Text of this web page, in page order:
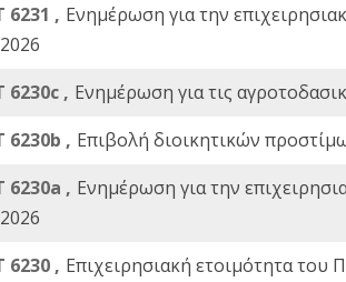
6231 , Ενημέρωση για την
6230c , Ενημέρωση για τις
6230b , Επιβολή διοικητικών
6230a , Ενημέρωση για την
6230 , Επιχειρησιακή ετοιμότητα